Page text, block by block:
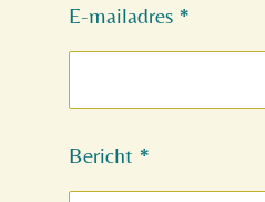
E-mailadres *
Bericht *